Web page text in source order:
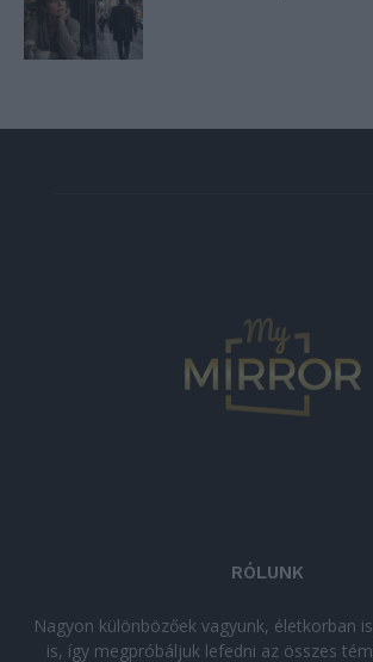
RÓLUNK
Nagyon különbözőek vagyunk, életkorban
is, így megpróbáljuk lefedni az összes